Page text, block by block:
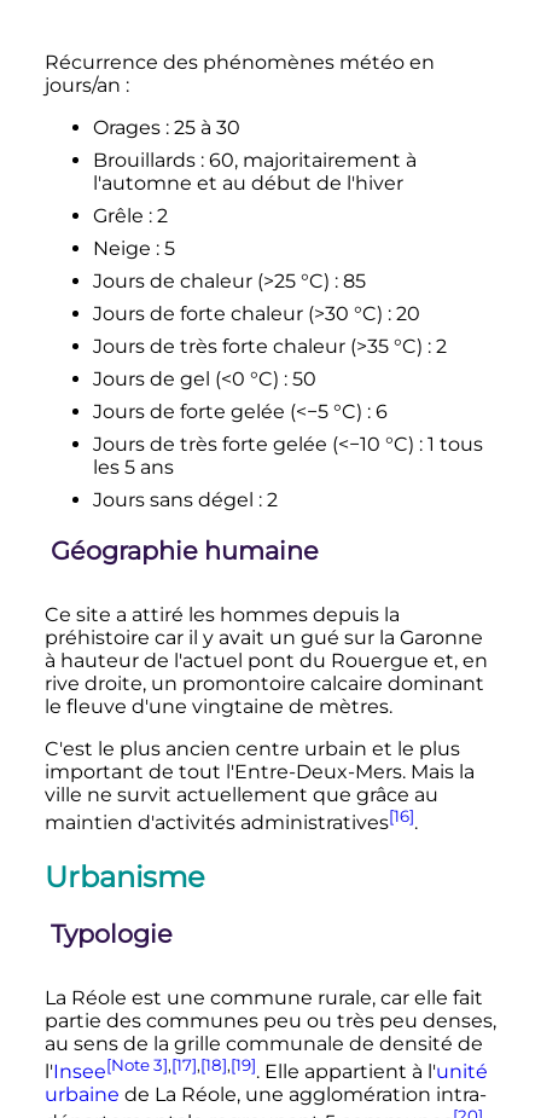
Récurrence des phénomènes météo en
jours/an :
Orages : 25 à 30
Brouillards : 60, majoritairement à
l'automne et au début de l'hiver
Grêle : 2
Neige : 5
Jours de chaleur (>25 °C) : 85
Jours de forte chaleur (>30 °C) : 20
Jours de très forte chaleur (>35 °C) : 2
Jours de gel (<0 °C) : 50
Jours de forte gelée (<−5 °C) : 6
Jours de très forte gelée (<−10 °C) : 1 tous
les 5 ans
Jours sans dégel : 2
Géographie humaine
Ce site a attiré les hommes depuis la
préhistoire car il y avait un gué sur la Garonne
à hauteur de l'actuel pont du Rouergue et, en
rive droite, un promontoire calcaire dominant
le fleuve d'une vingtaine de mètres.
C'est le plus ancien centre urbain et le plus
important de tout l'Entre-Deux-Mers. Mais la
ville ne survit actuellement que grâce au
maintien d'activités administratives[16].
Urbanisme
Typologie
La Réole est une commune rurale, car elle fait
partie des communes peu ou très peu denses,
au sens de la grille communale de densité de
l'Insee[Note 3],[17],[18],[19]. Elle appartient à l'unité
urbaine de La Réole, une agglomération intra-